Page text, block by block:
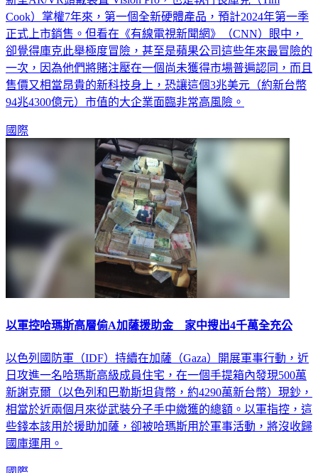
Cook）掌權7年來，第一個全新硬體產品，預計2024年第一季
正式上市銷售。但看在《有線電視新聞網》（CNN）眼中，
卻覺得庫克此舉極度冒險，甚至是蘋果公司這些年來最冒險的
一次，因為他們將賭注壓在一個尚未獲得市場普遍認同，而且
售價又相當昂貴的新科技身上，恐讓這個3兆美元（約新台幣
94兆4300億元）市值的大企業面臨非常高風險。
國際
以軍控哈瑪斯高層偷A加薩援助金 家中搜出4千萬全充公
以色列國防軍（IDF）持續在加薩（Gaza）開展軍事行動，近
日攻進一名哈瑪斯高級成員住宅，在一個手提箱內發現500萬
新謝克爾（以色列和巴勒斯坦貨幣，約4290萬新台幣）現鈔，
相當於近兩個月來從武裝分子手中繳獲的總額。以軍指控，這
些錢本該用於援助加薩，卻被哈瑪斯用於軍事活動，將沒收歸
國庫運用。